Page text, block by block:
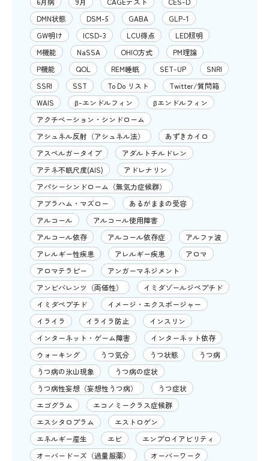
DMN状態
DSM-5 GABA
GLP-1
GW明け
ICSD-3 LCU得点
LED照明
M機能
NaSSA OHIO方式
PM理論
P機能
QOL REM睡眠 SET-UP
SNRI
SSRI
SST To Do リスト
Twitter/質問箱
WAIS
β-エンドルフィン
βエンドルフィン
アクチベーション・シンドローム
アシュネル反射（アシュネル法）
あずきカイロ
アスペルガータイプ
アダルトチルドレン
アテネ不眠尺度(AIS)
アドレナリン
アパシーシンドローム（無気力症候群）
アブラハム・マズロー
あるがままの受容
アルコール
アルコール使用障害
アルコール依存
アルコール依存症
アルファ波
アレルギー性疾患
アレルギー疾患
アロマ
アロマテラピー
アンガーマネジメント
アンビバレンツ（両価性）
イミダゾールジペプチド
イミダペプチド
イメージ・エクスポージャー
イライラ
イライラ防止
インスリン
インターネット・ゲーム障害
インターネット依存
ウォーキング
うつ気分 うつ状態
うつ病
うつ病の氷山現象
うつ病の症状
うつ病性妄想（妄想性うつ病）
うつ症状
エゴグラム
エコノミークラス症候群
エスシタロプラム
エストロゲン
エネルギー産生
エビ
エンプロイアビリティ
オーバードーズ（過量服薬）
オーバーワーク